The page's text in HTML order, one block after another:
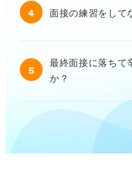
4 面接の練習をして
5
最終面接に落ちて
か？